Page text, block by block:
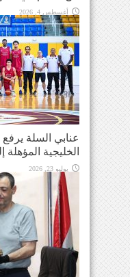
أغسطس 4, 2026
عنابي السلة
الخليجية المؤهلة
يوليو 23, 2026